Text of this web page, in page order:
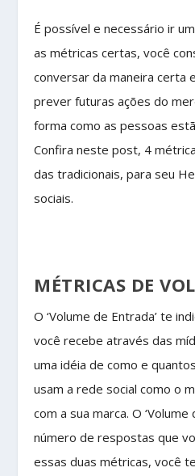
É possível e necessário ir
as métricas certas, você
conversar da maneira certa
prever futuras ações do
forma como as pessoas
Confira neste post, 4
das tradicionais, para seu
sociais.
MÉTRICAS DE
O ‘Volume de Entrada’ te
você recebe através das
uma idéia de como e
usam a rede social como o
com a sua marca. O
número de respostas que
essas duas métricas, você